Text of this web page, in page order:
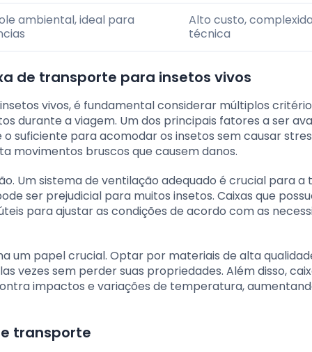
ambiental, ideal para
Alto custo,
técnica
de transporte para insetos vivos
vivos, é fundamental considerar múltiplos
durante a viagem. Um dos principais fatores a ser
suficiente para acomodar os insetos sem causar
movimentos bruscos que causem danos.
Um sistema de ventilação adequado é crucial para a
ser prejudicial para muitos insetos. Caixas que
para ajustar as condições de acordo com as
um papel crucial. Optar por materiais de alta
vezes sem perder suas propriedades. Além disso,
impactos e variações de temperatura,
transporte